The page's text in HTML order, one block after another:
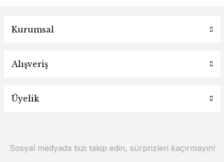
Kurumsal
Alışveriş
Üyelik
Sosyal medyada bizi takip edin, sürprizleri kaçırmayın!